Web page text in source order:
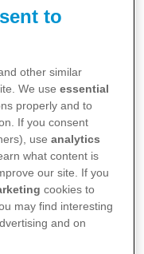
prefabrik bina,
bölgedeki
kesintisiz olarak
yetkilileri, Pfizer
ve yönetim
katıldı.
to
other similar
We useessential
properly and to
If you consent
useanalytics
what content is
our site. If you
cookies to
may find interesting
and on